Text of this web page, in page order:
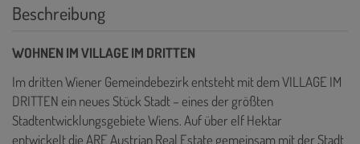
Beschreibung
WOHNEN IM VILLAGE IM DRITTEN
Im dritten Wiener Gemeindebezirk entsteht mit dem VILLAGE IM
DRITTEN ein neues Stück Stadt – eines der größten
Stadtentwicklungsgebiete Wiens. Auf über elf Hektar
entwickelt die ARE Austrian Real Estate gemeinsam mit der Stadt